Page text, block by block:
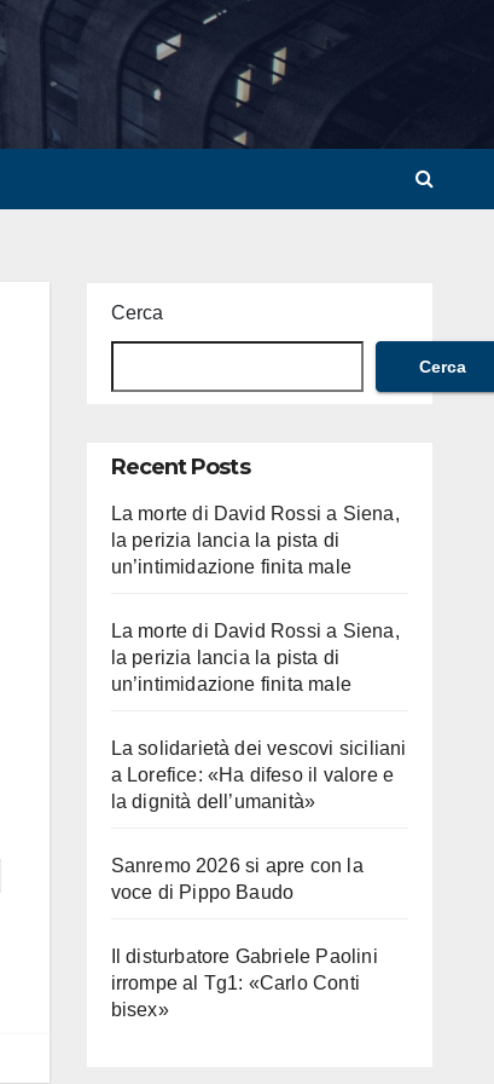
Cerca
Cerca
Recent Posts
La morte di David Rossi a Siena,
la perizia lancia la pista di
un’intimidazione finita male
La morte di David Rossi a Siena,
la perizia lancia la pista di
un’intimidazione finita male
La solidarietà dei vescovi siciliani
a Lorefice: «Ha difeso il valore e
la dignità dell’umanità»
Sanremo 2026 si apre con la
voce di Pippo Baudo
Il disturbatore Gabriele Paolini
irrompe al Tg1: «Carlo Conti
bisex»